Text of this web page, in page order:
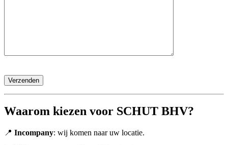
dit
te
laten.
Waarom kiezen voor SCHUT BHV?
📍 Incompany: wij komen naar uw locatie.